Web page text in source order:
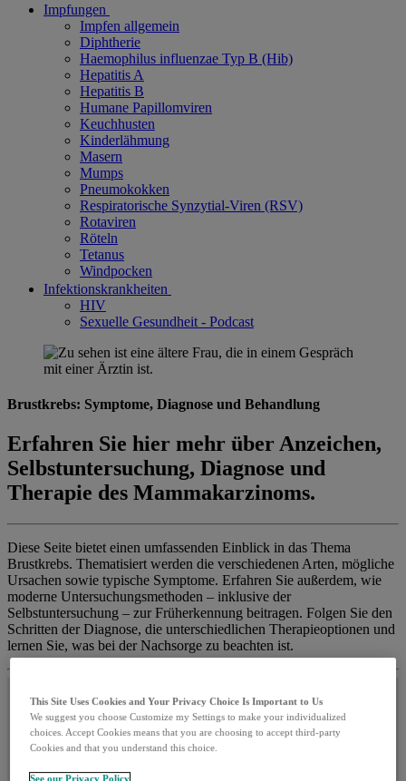
Impfungen
Impfen allgemein
Diphtherie
Haemophilus influenzae Typ B (Hib)
Hepatitis A
Hepatitis B
Humane Papillomviren
Keuchhusten
Kinderlähmung
Masern
Mumps
Pneumokokken
Respiratorische Synzytial-Viren (RSV)
Rotaviren
Röteln
Tetanus
Windpocken
Infektionskrankheiten
HIV
Sexuelle Gesundheit - Podcast
Brustkrebs: Symptome, Diagnose und Behandlung
Erfahren Sie hier mehr über Anzeichen,
Selbstuntersuchung, Diagnose und
Therapie des Mammakarzinoms.
Diese Seite bietet einen umfassenden Einblick in das Thema
Brustkrebs. Thematisiert werden die verschiedenen Arten, mögliche
Ursachen sowie typische Symptome. Erfahren Sie außerdem, wie
moderne Untersuchungsmethoden – inklusive der
Selbstuntersuchung – zur Früherkennung beitragen. Folgen Sie den
Schritten der Diagnose, die unterschiedlichen Therapieoptionen und
lernen Sie, was bei der Nachsorge zu beachten ist.
Inhaltsverzeichnis
1. Was ist Brustkrebs?
This Site Uses Cookies and Your Privacy Choice Is Important to Us
We suggest you choose Customize my Settings to make your individualized
choices. Accept Cookies means that you are choosing to accept third-party
Cookies and that you understand this choice.
See our Privacy Policy